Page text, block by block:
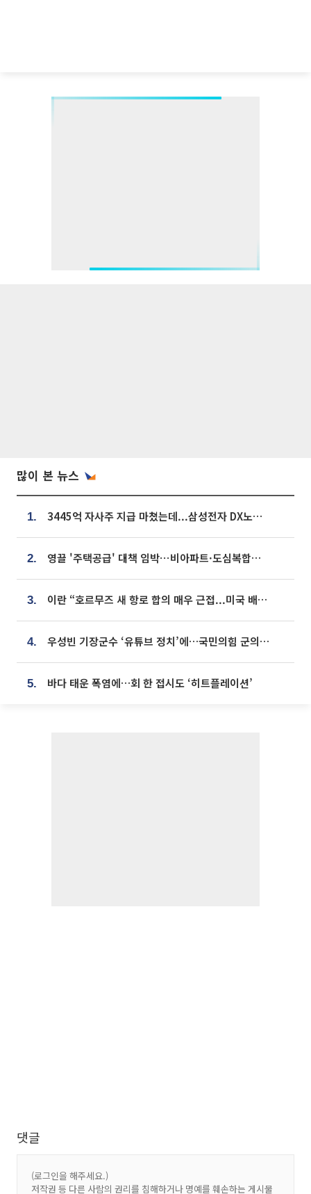
많이 본 뉴스
1. 3445억 자사주 지급 마쳤는데...삼성전자 DX노조, 뒤늦은 '떼쓰기 집회'
2. 영끌 '주택공급' 대책 임박⋯비아파트·도심복합까지 총동원
3. 이란 “호르무즈 새 항로 합의 매우 근접...미국 배상 먼저”
4. 우성빈 기장군수 ‘유튜브 정치’에…국민의힘 군의원들 집단 반발
5. 바다 태운 폭염에…회 한 접시도 ‘히트플레이션’
댓글